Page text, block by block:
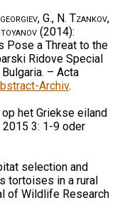
G., N. Tzankov,
(2014):
Pose a Threat to the
Ridove Special
– Acta
Archiv.
het Griekse eiland
3: 1-9 oder
selection and
tortoises in a rural
of Wildlife Research